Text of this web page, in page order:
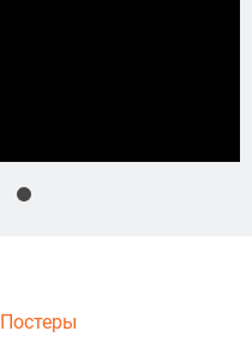
Постеры